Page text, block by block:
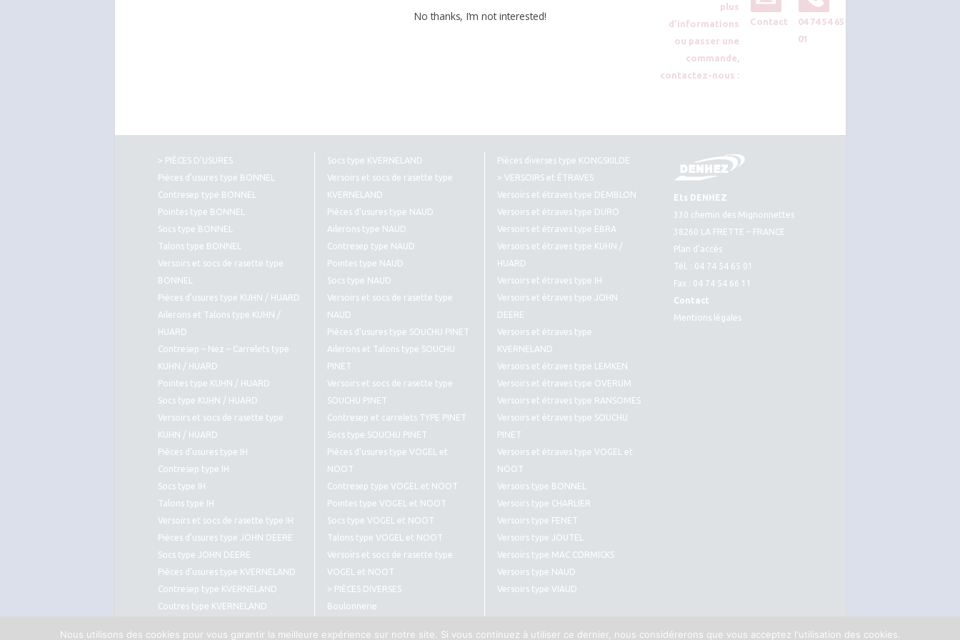
plus
d’informations
ou passer une
commande,
contactez-nous :
Contact
04 74 54 65
01
> PIÈCES D’USURES
Pièces d’usures type BONNEL
Contresep type BONNEL
Pointes type BONNEL
Socs type BONNEL
Talons type BONNEL
Versoirs et socs de rasette type
BONNEL
Pièces d’usures type KUHN / HUARD
Ailerons et Talons type KUHN /
HUARD
Contresep – Nez – Carrelets type
KUHN / HUARD
Pointes type KUHN / HUARD
Socs type KUHN / HUARD
Versoirs et socs de rasette type
KUHN / HUARD
Pièces d’usures type IH
Contresep type IH
Socs type IH
Talons type IH
Versoirs et socs de rasette type IH
Pièces d’usures type JOHN DEERE
Socs type JOHN DEERE
Pièces d’usures type KVERNELAND
Contresep type KVERNELAND
Coutres type KVERNELAND
Socs type KVERNELAND
Versoirs et socs de rasette type
KVERNELAND
Pièces d’usures type NAUD
Ailerons type NAUD
Contresep type NAUD
Pointes type NAUD
Socs type NAUD
Versoirs et socs de rasette type
NAUD
Pièces d’usures type SOUCHU PINET
Ailerons et Talons type SOUCHU
PINET
Versoirs et socs de rasette type
SOUCHU PINET
Contresep et carrelets TYPE PINET
Socs type SOUCHU PINET
Pièces d’usures type VOGEL et
NOOT
Contresep type VOGEL et NOOT
Pointes type VOGEL et NOOT
Socs type VOGEL et NOOT
Talons type VOGEL et NOOT
Versoirs et socs de rasette type
VOGEL et NOOT
> PIÈCES DIVERSES
Boulonnerie
Pièces diverses type KONGSKILDE
> VERSOIRS et ÉTRAVES
Versoirs et étraves type DEMBLON
Versoirs et étraves type DURO
Versoirs et étraves type EBRA
Versoirs et étraves type KUHN /
HUARD
Versoirs et étraves type IH
Versoirs et étraves type JOHN
DEERE
Versoirs et étraves type
KVERNELAND
Versoirs et étraves type LEMKEN
Versoirs et étraves type OVERUM
Versoirs et étraves type RANSOMES
Versoirs et étraves type SOUCHU
PINET
Versoirs et étraves type VOGEL et
NOOT
Versoirs type BONNEL
Versoirs type CHARLIER
Versoirs type FENET
Versoirs type JOUTEL
Versoirs type MAC CORMICKS
Versoirs type NAUD
Versoirs type VIAUD
Ets DENHEZ
330 chemin des Mignonnettes
38260 LA FRETTE – FRANCE
Plan d’accès
Tél. : 04 74 54 65 01
Fax : 04 74 54 66 11
Contact
Mentions légales
No thanks, I’m not interested!
Nous utilisons des cookies pour vous garantir la meilleure expérience sur notre site. Si vous continuez à utiliser ce dernier, nous considérerons que vous acceptez l'utilisation des cookies.